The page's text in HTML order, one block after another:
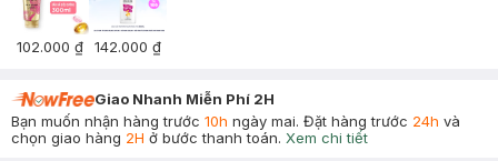
102.000 ₫ 142.000 ₫
Giao Nhanh Miễn Phí 2H
Bạn muốn nhận hàng trước 10h ngày mai. Đặt hàng trước 24h và
chọn giao hàng 2H ở bước thanh toán. Xem chi tiết